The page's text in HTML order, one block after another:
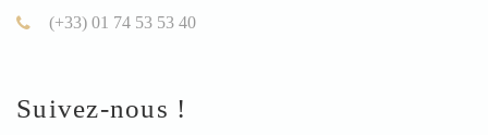
(+33) 01 74 53 53 40
Suivez-nous !